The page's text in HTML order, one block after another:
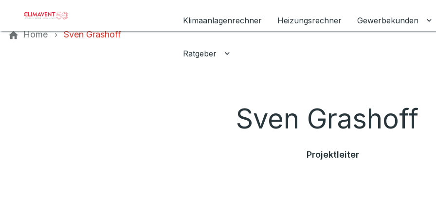
Klimaanlagenrechner
Heizungsrechner Gewerbekunden
Ratgeber Untermenü für Ratgeber umschalten
Home Sven Grashoff
Sven Grashoff
Projektleiter